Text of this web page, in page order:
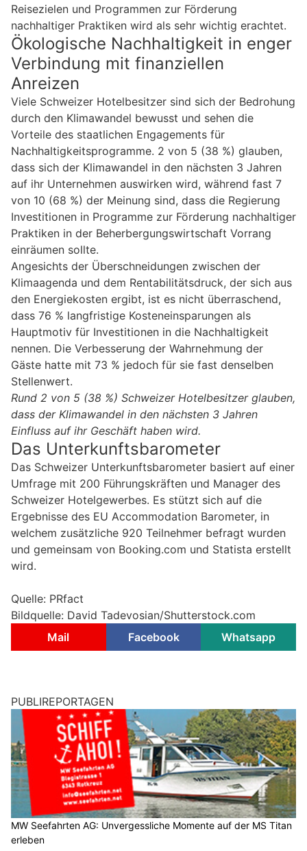
Reisezielen und Programmen zur Förderung
nachhaltiger Praktiken wird als sehr wichtig erachtet.
Ökologische Nachhaltigkeit in enger
Verbindung mit finanziellen
Anreizen
Viele Schweizer Hotelbesitzer sind sich der Bedrohung
durch den Klimawandel bewusst und sehen die
Vorteile des staatlichen Engagements für
Nachhaltigkeitsprogramme. 2 von 5 (38 %) glauben,
dass sich der Klimawandel in den nächsten 3 Jahren
auf ihr Unternehmen auswirken wird, während fast 7
von 10 (68 %) der Meinung sind, dass die Regierung
Investitionen in Programme zur Förderung nachhaltiger
Praktiken in der Beherbergungswirtschaft Vorrang
einräumen sollte.
Angesichts der Überschneidungen zwischen der
Klimaagenda und dem Rentabilitätsdruck, der sich aus
den Energiekosten ergibt, ist es nicht überraschend,
dass 76 % langfristige Kosteneinsparungen als
Hauptmotiv für Investitionen in die Nachhaltigkeit
nennen. Die Verbesserung der Wahrnehmung der
Gäste hatte mit 73 % jedoch für sie fast denselben
Stellenwert.
Rund 2 von 5 (38 %) Schweizer Hotelbesitzer glauben,
dass der Klimawandel in den nächsten 3 Jahren
Einfluss auf ihr Geschäft haben wird.
Das Unterkunftsbarometer
Das Schweizer Unterkunftsbarometer basiert auf einer
Umfrage mit 200 Führungskräften und Manager des
Schweizer Hotelgewerbes. Es stützt sich auf die
Ergebnisse des EU Accommodation Barometer, in
welchem zusätzliche 920 Teilnehmer befragt wurden
und gemeinsam von Booking.com und Statista erstellt
wird.
Quelle: PRfact
Bildquelle: David Tadevosian/Shutterstock.com
Mail
Facebook Whatsapp
PUBLIREPORTAGEN
MW Seefahrten AG: Unvergessliche Momente auf der MS Titan
erleben